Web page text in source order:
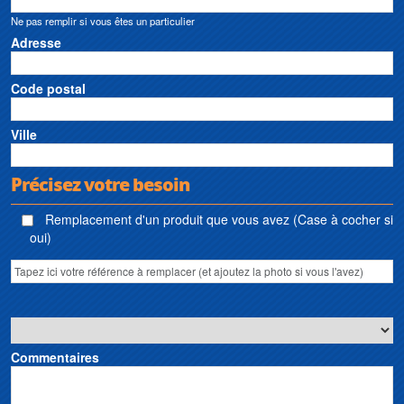
Ne pas remplir si vous êtes un particulier
Adresse
Code postal
Ville
Précisez votre besoin
Remplacement d'un produit que vous avez (Case à cocher si
oui)
Commentaires